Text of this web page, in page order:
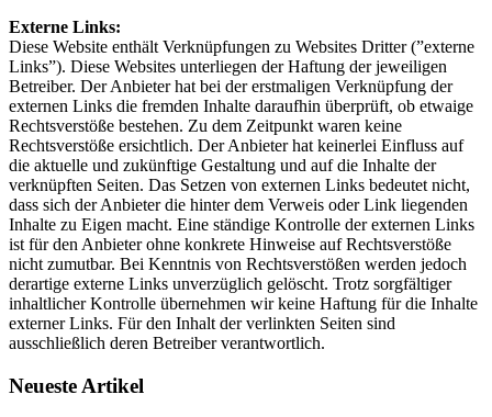
Externe Links:
Diese Website enthält Verknüpfungen zu Websites Dritter (”externe
Links”). Diese Websites unterliegen der Haftung der jeweiligen
Betreiber. Der Anbieter hat bei der erstmaligen Verknüpfung der
externen Links die fremden Inhalte daraufhin überprüft, ob etwaige
Rechtsverstöße bestehen. Zu dem Zeitpunkt waren keine
Rechtsverstöße ersichtlich. Der Anbieter hat keinerlei Einfluss auf
die aktuelle und zukünftige Gestaltung und auf die Inhalte der
verknüpften Seiten. Das Setzen von externen Links bedeutet nicht,
dass sich der Anbieter die hinter dem Verweis oder Link liegenden
Inhalte zu Eigen macht. Eine ständige Kontrolle der externen Links
ist für den Anbieter ohne konkrete Hinweise auf Rechtsverstöße
nicht zumutbar. Bei Kenntnis von Rechtsverstößen werden jedoch
derartige externe Links unverzüglich gelöscht. Trotz sorgfältiger
inhaltlicher Kontrolle übernehmen wir keine Haftung für die Inhalte
externer Links. Für den Inhalt der verlinkten Seiten sind
ausschließlich deren Betreiber verantwortlich.
Neueste Artikel